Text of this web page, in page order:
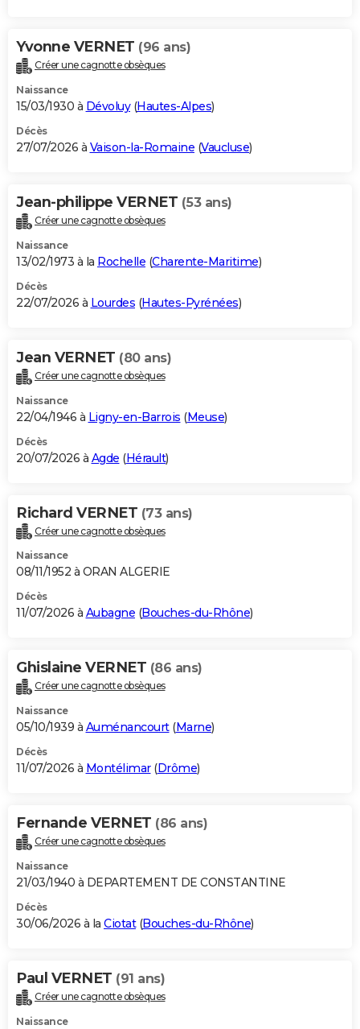
Carte de Noël
Carte Bonne année
Carte Saint-Valentin
Carte Pâques
Carte d'anniversaire
DICTIONNAIRE
Dictionnaire
Biographies
Citations
Expressions
Proverbes
PROGRAMME TV
S'inscrire
Se connecter
Lycées
Collèges
Primaires
Universités
Entreprises
Service militaire
Avis de recherche
AVIS DE DÉCÈS
Bricolage
Lifestyle
Culture
Sport
Auto
Television
Voyage
Cinema
Yvonne VERNET (96 ans)
Créer une cagnotte obsèques
Naissance
15/03/1930 à Dévoluy(Hautes-Alpes)
Décès
27/07/2026 à Vaison-la-Romaine (Vaucluse)
Jean-philippe VERNET (53 ans)
Créer une cagnotte obsèques
Naissance
13/02/1973 à la Rochelle (Charente-Maritime)
Décès
22/07/2026 à Lourdes (Hautes-Pyrénées)
Jean VERNET (80 ans)
Créer une cagnotte obsèques
Naissance
22/04/1946 à Ligny-en-Barrois (Meuse)
Décès
20/07/2026 à Agde (Hérault)
Richard VERNET (73 ans)
Créer une cagnotte obsèques
Naissance
08/11/1952 à ORAN ALGERIE
Décès
11/07/2026 à Aubagne (Bouches-du-Rhône)
Ghislaine VERNET (86 ans)
Créer une cagnotte obsèques
Naissance
05/10/1939 à Auménancourt(Marne)
Décès
11/07/2026 à Montélimar(Drôme)
Fernande VERNET (86 ans)
Créer une cagnotte obsèques
Naissance
21/03/1940 à DEPARTEMENT DE CONSTANTINE
Décès
30/06/2026 à la Ciotat(Bouches-du-Rhône)
Paul VERNET (91 ans)
Créer une cagnotte obsèques
Naissance